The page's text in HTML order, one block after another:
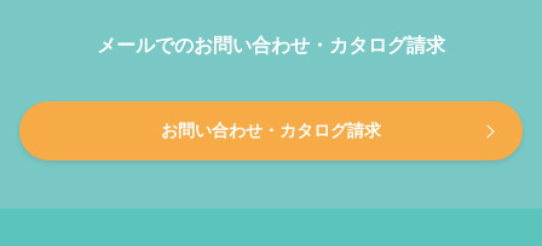
メールでのお問い合わせ・カタログ請求
お問い合わせ・カタログ請求